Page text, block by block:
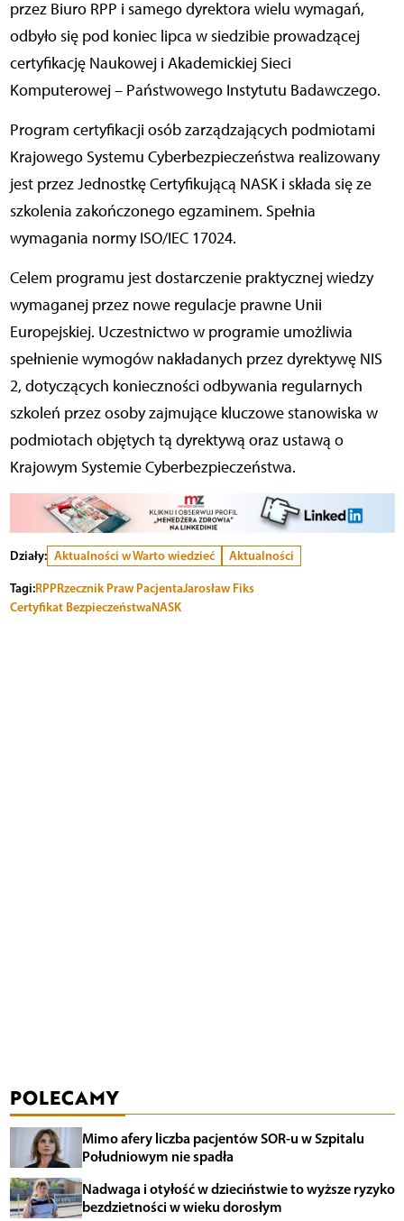
przez Biuro RPP i samego dyrektora wielu wymagań,
odbyło się pod koniec lipca w siedzibie prowadzącej
certyfikację Naukowej i Akademickiej Sieci
Komputerowej – Państwowego Instytutu Badawczego.
Program certyfikacji osób zarządzających podmiotami
Krajowego Systemu Cyberbezpieczeństwa realizowany
jest przez Jednostkę Certyfikującą NASK i składa się ze
szkolenia zakończonego egzaminem. Spełnia
wymagania normy ISO/IEC 17024.
Celem programu jest dostarczenie praktycznej wiedzy
wymaganej przez nowe regulacje prawne Unii
Europejskiej. Uczestnictwo w programie umożliwia
spełnienie wymogów nakładanych przez dyrektywę NIS
2, dotyczących konieczności odbywania regularnych
szkoleń przez osoby zajmujące kluczowe stanowiska w
podmiotach objętych tą dyrektywą oraz ustawą o
Krajowym Systemie Cyberbezpieczeństwa.
Działy: Aktualności w Warto wiedzieć
Aktualności
Tagi:RPPRzecznik Praw PacjentaJarosław Fiks
Certyfikat BezpieczeństwaNASK
POLECAMY
Mimo afery liczba pacjentów SOR-u w Szpitalu
Południowym nie spadła
Nadwaga i otyłość w dzieciństwie to wyższe ryzyko
bezdzietności w wieku dorosłym